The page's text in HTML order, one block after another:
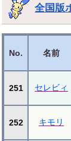
全国版
No. 名前
251 セレビィ
252 キモリ